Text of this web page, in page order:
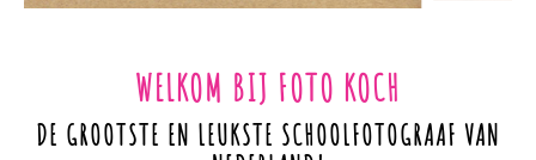
WELKOM BIJ FOTO KOCH
DE GROOTSTE EN LEUKSTE SCHOOLFOTOGRAAF VAN